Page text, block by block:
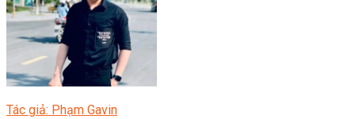
Tác giả: Phạm Gavin